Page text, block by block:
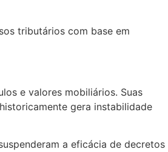
tributários com base em
e valores mobiliários. Suas
gera instabilidade
a eficácia de decretos